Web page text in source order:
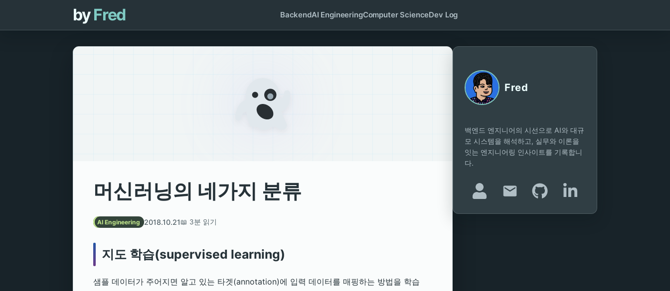
byFred BackendAI EngineeringComputer ScienceDev Log
머신러닝의 네가지 분류
AI Engineering 2018.10.21📖 3분 읽기
지도 학습(supervised learning)
샘플 데이터가 주어지면 알고 있는 타겟(annotation)에 입력 데이터를 매핑하는 방법을 학습
Fred
백엔드 엔지니어의 시선으로 AI와 대규
모 시스템을 해석하고, 실무와 이론을
잇는 엔지니어링 인사이트를 기록합니
다.